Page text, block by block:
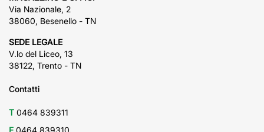
Via Nazionale, 2
38060, Besenello - TN
SEDE LEGALE
V.lo del Liceo, 13
38122, Trento - TN
Contatti
T 0464 839311
F 0464 839310